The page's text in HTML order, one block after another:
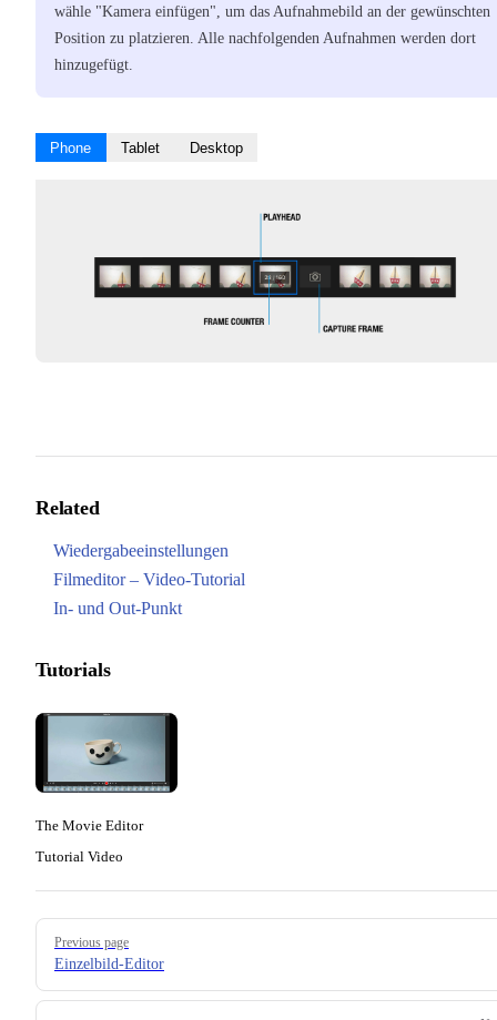
wähle "Kamera einfügen", um das Aufnahmebild an der gewünschten
Position zu platzieren. Alle nachfolgenden Aufnahmen werden dort
hinzugefügt.
Phone Tablet Desktop
Related
Wiedergabeeinstellungen
Filmeditor – Video-Tutorial
In- und Out-Punkt
Tutorials
The Movie Editor
Tutorial Video
Pager
Previous page
Einzelbild-Editor